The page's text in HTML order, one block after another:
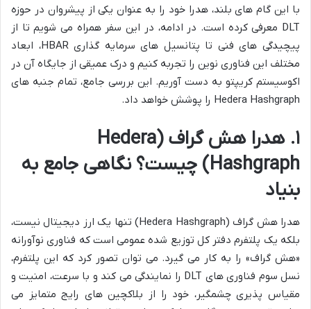
با این گام های بلند، هدرا خود را به عنوان یکی از پیشروان در حوزه
DLT معرفی کرده است. در ادامه، در این سفر همراه می شویم تا از
پیچیدگی های فنی تا پتانسیل های سرمایه گذاری HBAR، ابعاد
مختلف این فناوری نوین را تجربه کنیم و درک عمیقی از جایگاه آن در
اکوسیستم کریپتو به دست آوریم. این بررسی جامع، تمام جنبه های
Hedera Hashgraph را پوشش خواهد داد.
۱. هدرا هش گراف (Hedera
Hashgraph) چیست؟ نگاهی جامع به
بنیاد
هدرا هش گراف (Hedera Hashgraph) تنها یک ارز دیجیتال نیست،
بلکه یک پلتفرم دفتر کل توزیع شده عمومی است که فناوری نوآورانه
«هش گراف» را به کار می گیرد. می توان تصور کرد که این پلتفرم،
نسل سوم فناوری های DLT را نمایندگی می کند و با سرعت، امنیت و
مقیاس پذیری چشمگیر، خود را از بلاکچین های رایج متمایز می